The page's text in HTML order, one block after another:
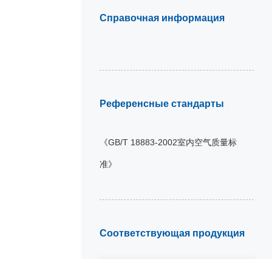
Справочная информация
Референсные стандарты
《GB/T 18883-2002室内空气质量标
准》
Соответствующая продукция